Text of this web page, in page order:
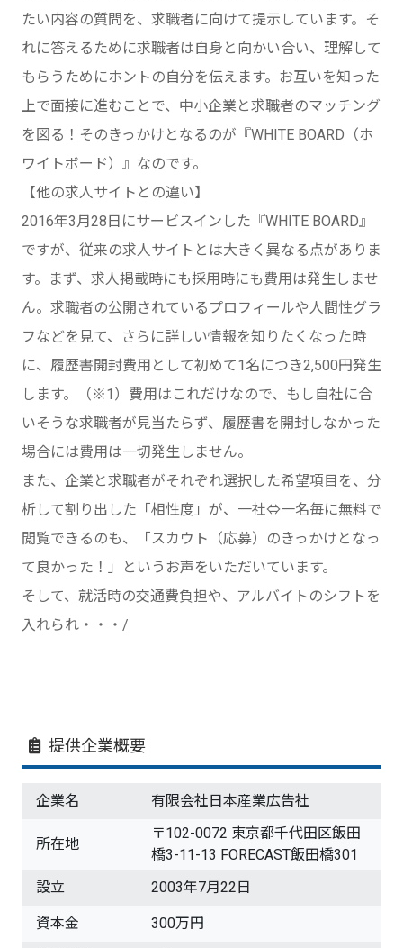
たい内容の質問を、求職者に向けて提示しています。そ
れに答えるために求職者は自身と向かい合い、理解して
もらうためにホントの自分を伝えます。お互いを知った
上で面接に進むことで、中小企業と求職者のマッチング
を図る！そのきっかけとなるのが『WHITE BOARD（ホ
ワイトボード）』なのです。
【他の求人サイトとの違い】
2016年3月28日にサービスインした『WHITE BOARD』
ですが、従来の求人サイトとは大きく異なる点がありま
す。まず、求人掲載時にも採用時にも費用は発生しませ
ん。求職者の公開されているプロフィールや人間性グラ
フなどを見て、さらに詳しい情報を知りたくなった時
に、履歴書開封費用として初めて1名につき2,500円発生
します。（※1）費用はこれだけなので、もし自社に合
いそうな求職者が見当たらず、履歴書を開封しなかった
場合には費用は一切発生しません。
また、企業と求職者がそれぞれ選択した希望項目を、分
析して割り出した「相性度」が、一社⇔一名毎に無料で
閲覧できるのも、「スカウト（応募）のきっかけとなっ
て良かった！」というお声をいただいています。
そして、就活時の交通費負担や、アルバイトのシフトを
入れられ・・・/
提供企業概要
企業名 有限会社日本産業広告社
所在地
〒102-0072 東京都千代田区飯田
橋3-11-13 FORECAST飯田橋301
設立
2003年7月22日
資本金 300万円